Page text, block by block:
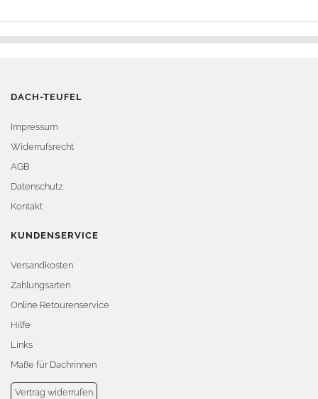
DACH-TEUFEL
Impressum
Widerrufsrecht
AGB
Datenschutz
Kontakt
KUNDENSERVICE
Versandkosten
Zahlungsarten
Online Retourenservice
Hilfe
Links
Maße für Dachrinnen
Vertrag widerrufen